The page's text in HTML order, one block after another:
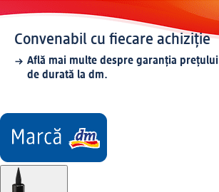
Convenabil cu fiecare achiziție
Află mai multe despre garanția prețului
de durată la dm.